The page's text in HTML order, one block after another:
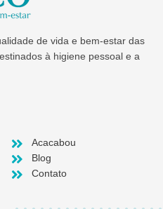
de vida e bem-estar das
à higiene pessoal e a
Acacabou
Blog
Contato